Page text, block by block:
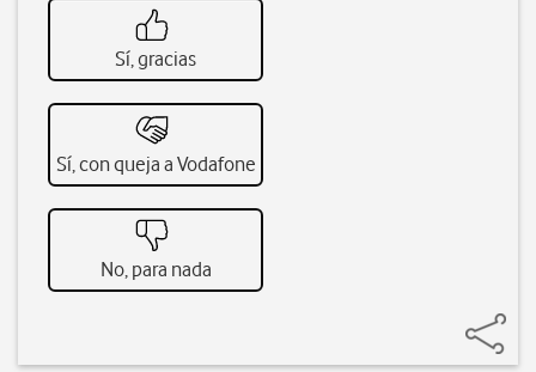
Sí, gracias
Sí, con queja a Vodafone
No, para nada